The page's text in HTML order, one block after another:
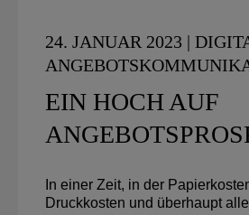
24. JANUAR 2023 |
EIN HOCH AUF
In einer Zeit, in der
Druckkosten und überhaupt